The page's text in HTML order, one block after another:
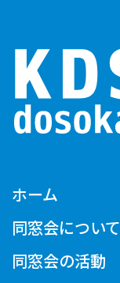
ホーム
同窓会について
同窓会の活動